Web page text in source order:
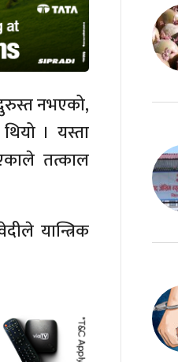
नभएको,
। यस्ता
तत्काल
यान्त्रिक